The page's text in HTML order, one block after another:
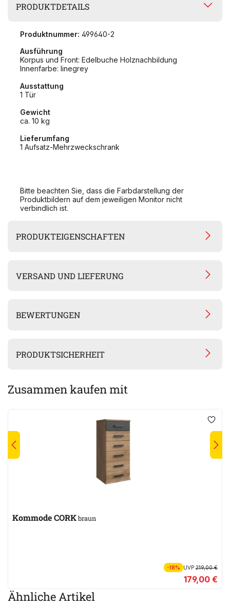
PRODUKTDETAILS
Produktnummer: 499640-2
Ausführung
Korpus und Front: Edelbuche Holznachbildung
Innenfarbe: linegrey
Ausstattung
1 Tür
Gewicht
ca. 10 kg
Lieferumfang
1 Aufsatz-Mehrzweckschrank
Bitte beachten Sie, dass die Farbdarstellung der
Produktbildern auf dem jeweiligen Monitor nicht
verbindlich ist.
PRODUKTEIGENSCHAFTEN
VERSAND UND LIEFERUNG
BEWERTUNGEN
PRODUKTSICHERHEIT
Zusammen kaufen mit
Kommode CORKbraun
-18% UVP219,00 €
179,00 €
Ähnliche Artikel